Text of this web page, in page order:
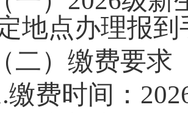
地点办理报到
（二）缴费要求
缴费时间：